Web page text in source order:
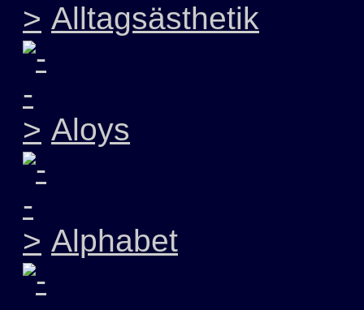
Alltagsästhetik
Aloys
Alphabet